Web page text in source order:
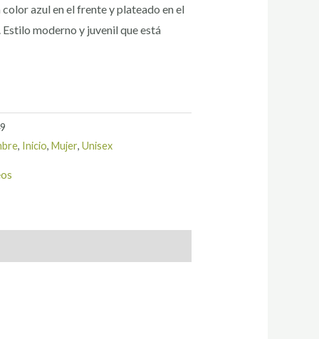
azul en el frente y plateado en el
moderno y juvenil que está
, Inicio,Mujer,Unisex